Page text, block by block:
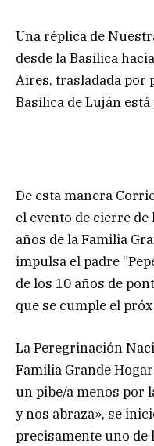
Una réplica de
desde la Basílica
Aires, trasladada por
Basílica de Luján
De esta manera
el evento de cierre
años de la Familia
impulsa el padre
de los 10 años de
que se cumple el
La Peregrinación
Familia Grande
un pibe/a menos por
y nos abraza», se
precisamente uno